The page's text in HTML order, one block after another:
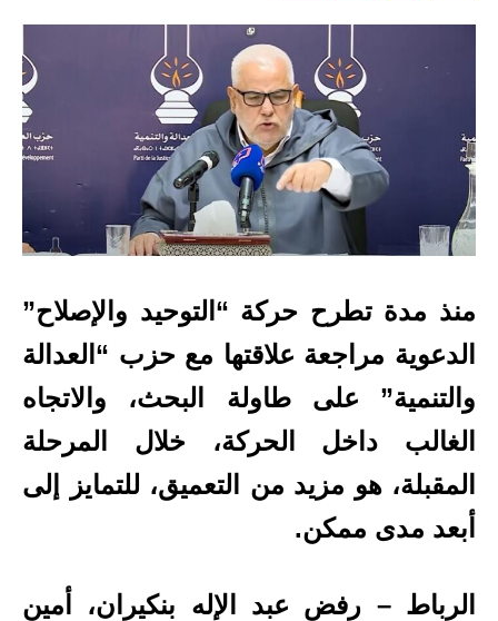
منذ مدة تطرح حركة “التوحيد والإصلاح”
الدعوية مراجعة علاقتها مع حزب “العدالة
والتنمية” على طاولة البحث، والاتجاه
الغالب داخل الحركة، خلال المرحلة
المقبلة، هو مزيد من التعميق، للتمايز إلى
أبعد مدى ممكن.
الرباط – رفض عبد الإله بنكيران، أمين